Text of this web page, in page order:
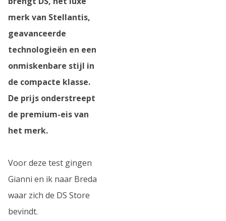
merk van Stellantis,
geavanceerde
technologieën en een
onmiskenbare stijl in
de compacte klasse.
De prijs onderstreept
de premium-eis van
het merk.
Voor deze test gingen
Gianni en ik naar Breda
waar zich de DS Store
bevindt.